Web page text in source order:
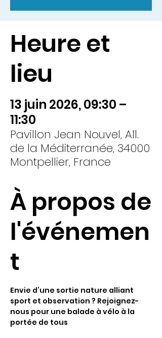
Heure et
lieu
13 juin 2026, 09:30 –
11:30
Pavillon Jean Nouvel, All.
de la Méditerranée, 34000
Montpellier, France
À propos de
l'événemen
t
Envie d’une sortie nature alliant
sport et observation ? Rejoignez-
nous pour une balade à vélo à la
portée de tous